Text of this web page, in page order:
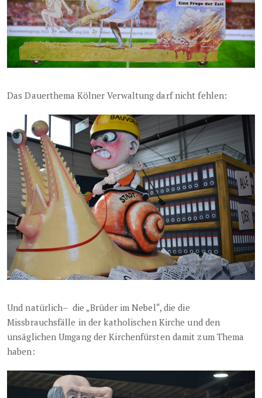
Das Dauerthema Kölner Verwaltung darf nicht fehlen:
Und natürlich– die „Brüder im Nebel“, die die
Missbrauchsfälle in der katholischen Kirche und den
unsäglichen Umgang der Kirchenfürsten damit zum Thema
haben: